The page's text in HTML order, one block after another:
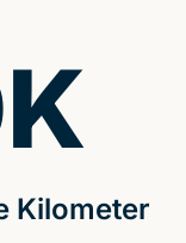
Kilometer
K